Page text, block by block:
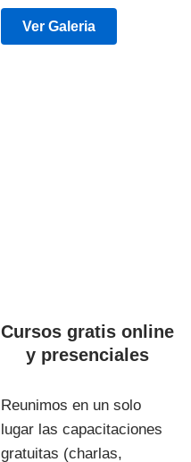
Ver Galeria
Cursos gratis online
y presenciales
Reunimos en un solo
lugar las capacitaciones
gratuitas (charlas,